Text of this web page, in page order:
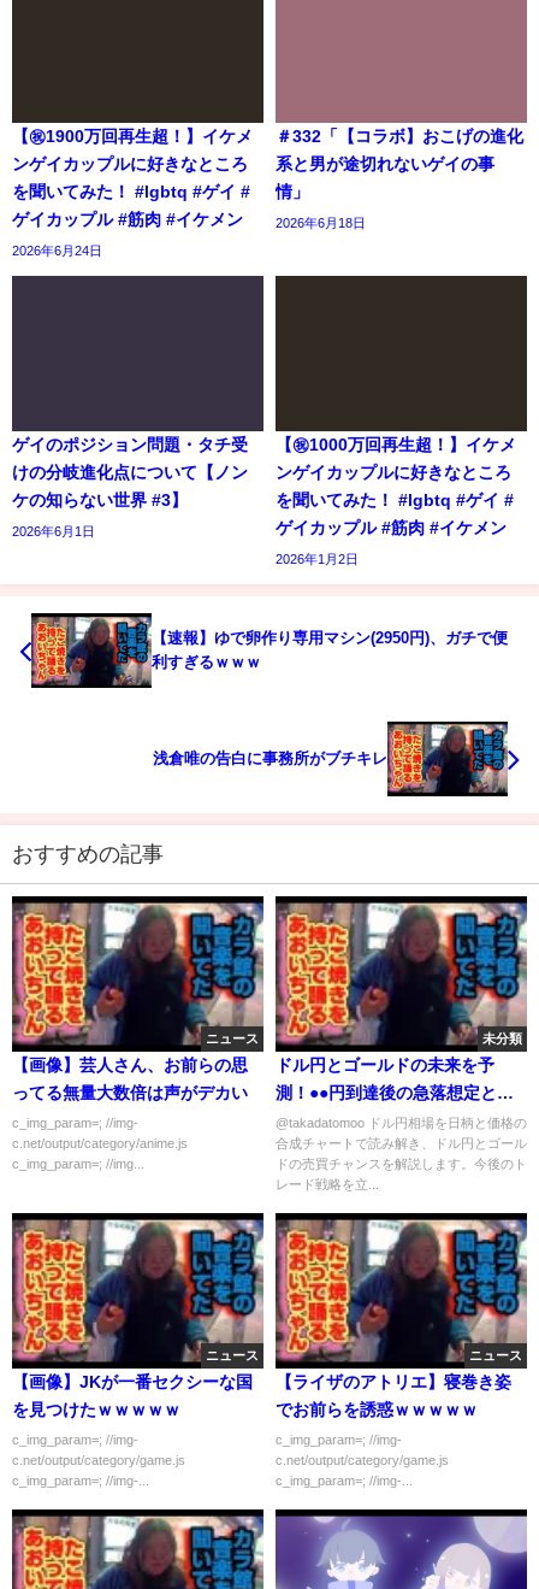
【㊗️1900万回再生超！】イケメ
ンゲイカップルに好きなところ
を聞いてみた！ #lgbtq #ゲイ #
ゲイカップル #筋肉 #イケメン
2026年6月24日
＃332「【コラボ】おこげの進化
系と男が途切れないゲイの事
情」
2026年6月18日
ゲイのポジション問題・タチ受
けの分岐進化点について【ノン
ケの知らない世界 #3】
2026年6月1日
【㊗️1000万回再生超！】イケメ
ンゲイカップルに好きなところ
を聞いてみた！ #lgbtq #ゲイ #
ゲイカップル #筋肉 #イケメン
2026年1月2日
【速報】ゆで卵作り専用マシン(2950円)、ガチで便
利すぎるｗｗｗ
浅倉唯の告白に事務所がブチキレ
おすすめの記事
ニュース
【画像】芸人さん、お前らの思
ってる無量大数倍は声がデカい
c_img_param=; //img-
c.net/output/category/anime.js
c_img_param=; //img...
未分類
ドル円とゴールドの未来を予
測！●●円到達後の急落想定とゴ
ールドの大幅上昇シナリオ！ #ド
ル円 #ゴールド #FX #投資戦略 #
売買チャンス #相場予測 #資産運
ル
@takadatomoo ドル円相場を日柄と価格の
合成チャートで読み解き、ドル円とゴール
ドの売買チャンスを解説します。今後のト
レード戦略を立...
ニュース
【画像】JKが一番セクシーな国
を見つけたｗｗｗｗｗ
c_img_param=; //img-
c.net/output/category/game.js
c_img_param=; //img-...
ニュース
【ライザのアトリエ】寝巻き姿
でお前らを誘惑ｗｗｗｗｗ
c_img_param=; //img-
c.net/output/category/game.js
c_img_param=; //img-...